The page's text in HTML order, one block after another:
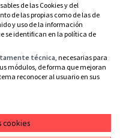
de uso
de las Cookies y del
de las propias como de las de
y uso de la información
se identifican en la política de
técnica, necesarias para
módulos, de forma que mejoran
reconocer al usuario en sus
cookies